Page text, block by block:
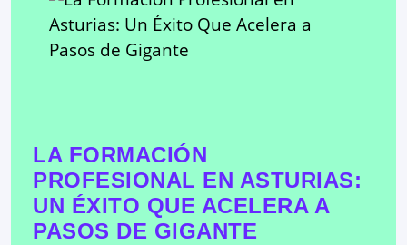
LA FORMACIÓN
PROFESIONAL EN ASTURIAS:
UN ÉXITO QUE ACELERA A
PASOS DE GIGANTE